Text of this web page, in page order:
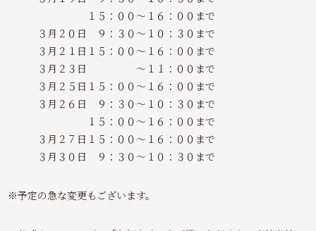
１５：００～１６：００まで
３月２０日 ９：３０～１０：３０まで
３月２１日１５：００～１６：００まで
３月２３日 ～１１：００まで
３月２５日１５：００～１６：００まで
３月２６日 ９：３０～１０：３０まで
１５：００～１６：００まで
３月２７日１５：００～１６：００まで
３月３０日 ９：３０～１０：３０まで
※予定の急な変更もございます。